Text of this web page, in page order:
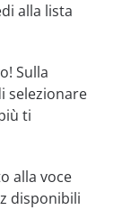
alla lista
Sulla
selezionare
ti
alla voce
disponibili